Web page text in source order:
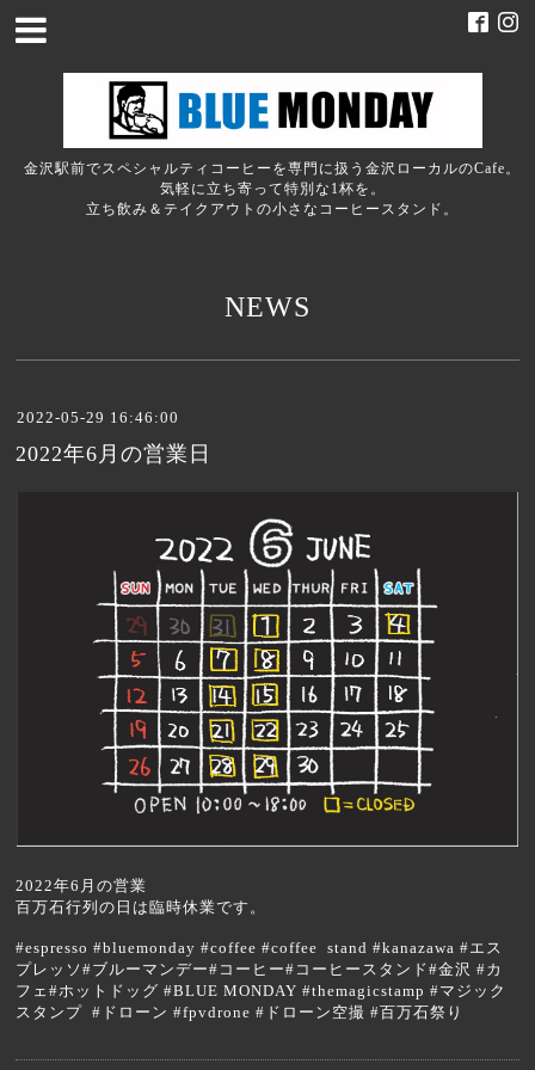
金沢駅前でスペシャルティコーヒーを専門に扱う金沢ローカルのCafe。
気軽に立ち寄って特別な1杯を。
立ち飲み＆テイクアウトの小さなコーヒースタンド。
NEWS
2022-05-29 16:46:00
2022年6月の営業日
2022年6月の営業
百万石行列の日は臨時休業です。
#espresso #bluemonday #coffee #coffee stand #kanazawa #エス
プレッソ#ブルーマンデー#コーヒー#コーヒースタンド#金沢 #カ
フェ#ホットドッグ #BLUE MONDAY #themagicstamp #マジック
スタンプ #ドローン #fpvdrone #ドローン空撮 #百万石祭り